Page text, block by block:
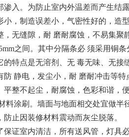
渗入。为防止室内外温差而产生结
，制造误差小，气密性好的，造
缝隙，耐 磨耐腐蚀，不易集聚
之间。其中分隔条必 须采用铜
的特点是无溶剂、无 毒无味、无
静电，发尘小，耐 磨耐冲击等特
平整不起尘，耐腐蚀，色彩和谐，
料涂刷。墙面与地面相交处宜做
止因装修材料震动而灰尘脱落。
室内清洁，所有送风管，灯具